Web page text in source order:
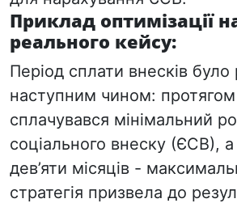
Приклад оптимізації
реального кейсу:
Період сплати внесків було
наступним чином: протягом
сплачувався мінімальний
соціального внеску (ЄСВ),
дев’яти місяців -
стратегія призвела до